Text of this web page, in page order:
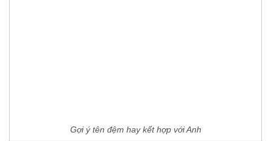
Gợi ý tên đệm hay kết hợp với Anh